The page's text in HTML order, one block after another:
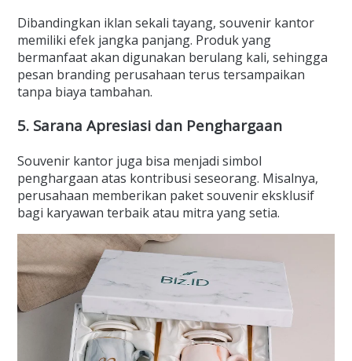
Dibandingkan iklan sekali tayang, souvenir kantor
memiliki efek jangka panjang. Produk yang
bermanfaat akan digunakan berulang kali, sehingga
pesan branding perusahaan terus tersampaikan
tanpa biaya tambahan.
5. Sarana Apresiasi dan Penghargaan
Souvenir kantor juga bisa menjadi simbol
penghargaan atas kontribusi seseorang. Misalnya,
perusahaan memberikan paket souvenir eksklusif
bagi karyawan terbaik atau mitra yang setia.